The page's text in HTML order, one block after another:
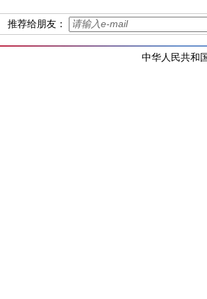
推荐给朋友：
中华人民共和